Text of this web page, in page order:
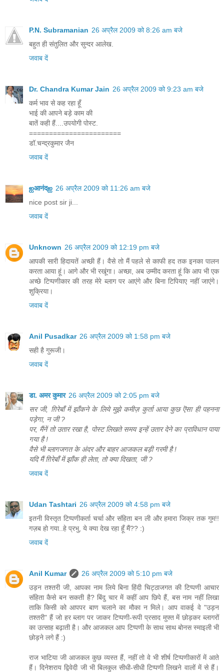
P.N. Subramanian 26 अप्रैल 2009 को 8:26 am बजे
बहुत ही संतुलित और सुन्दर आलेख.
जवाब दें
Dr. Chandra Kumar Jain 26 अप्रैल 2009 को 9:23 am बजे
कर्म भाव से कह रहा हूँ
भाई की आपने बड़े काम की
बातें कही हैं....उपयोगी पोस्ट.
=======================
डॉ.चन्द्रकुमार जैन
जवाब दें
ஐआनंदஐ 26 अप्रैल 2009 को 11:26 am बजे
nice post sir ji...
जवाब दें
Unknown 26 अप्रैल 2009 को 12:19 pm बजे
आपकी सारी हिदायतें अच्छी हैं। वैसे तो मैं पहले से काफी हद तक इनका पालन
करता आया हूं। आगे और भी रखूंगा। अच्छा, अब उम्मीद करता हूं कि आप भी एक
अच्छे टिप्पणीकार की तरह मेरे ब्लाग पर आएंगे और बिना टिपियाए नहीं जाएंगे।
शुक्रिया।
जवाब दें
Anil Pusadkar 26 अप्रैल 2009 को 1:58 pm बजे
सही है गुरूजी।
जवाब दें
डा. अमर कुमार 26 अप्रैल 2009 को 2:05 pm बजे
सर जी, ग़िरेबाँ में झाँकने के लिये मुझे कमीज़ कुर्ता आया कुछ ऎसा ही पहनना
पड़ेगा, न जी ?
पर, मैंनें तो उतार रखा है, पोस्ट लिखते समय इन्हें उतार देने का प्राविधान पाया
गया है !
वैसे भी ब्लागजगत के अंदर और बाहर आजकल बड़ी गरमी है !
यदि मैं ग़िरेबाँ में झाँक ही लेता, तो क्या दिखता, जी ?
जवाब दें
Udan Tashtari 26 अप्रैल 2009 को 4:58 pm बजे
इतनी विस्तृत टिप्पणीकर्ता चर्चा और संहिता बन ली और हमारा जिक्र तक गुम!!
गज़ब हो गया..हे प्रभु, ये क्या देख रहा हूँ मैं?? :)
जवाब दें
Anil Kumar
26 अप्रैल 2009 को 5:10 pm बजे
उड़न तश्तरी जी, आपका नाम लिये बिना हिंदी चिट्ठाजगत की टिप्पणी आचार
संहिता कैसे बन सकती है? बिंदु चार में कहीं आप छिपे हैं, बस नाम नहीं लिखा
ताकि किसी को आपपर बाण चलाने का मौका न मिले। आप वाकई वे "उड़न
तश्तरी" हैं जो हर ब्लाग पर जाकर टिप्पणी-रूपी प्रसाद मुफ्त में छोड़कर ब्लागरों
का उत्साह बढ़ाती है। और आजकल आप टिप्पणी के साथ साथ बोनस स्माइली भी
छोड़ने लगे हैं :)
राज भाटिया जी आजकल कुछ व्यस्त हैं, नहीं तो वे भी शीर्ष टिप्पणीकारों में आते
हैं। दिनेशराय द्विवेदी जी भी बिलकुल सीधी-सीधी टिप्पणी लिखने वालों में से हैं।